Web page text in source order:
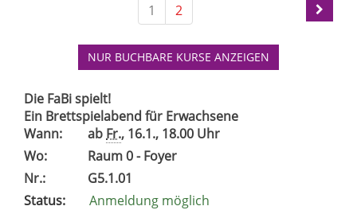
1 2
NUR BUCHBARE KURSE ANZEIGEN
Die FaBi spielt!
Ein Brettspielabend für Erwachsene
Wann:
ab Fr., 16.1., 18.00 Uhr
Wo:
Raum 0 - Foyer
Nr.:
G5.1.01
Status:
Anmeldung möglich